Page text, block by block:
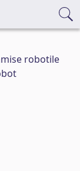
robotile